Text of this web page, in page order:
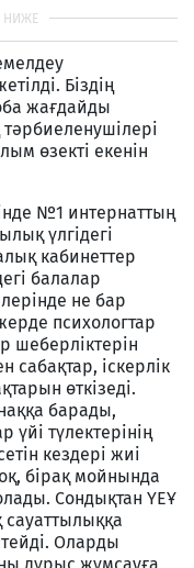
Біздің
жағдайды
тәрбиеленушілері
өзекті екенін
№1 интернаттың
үлгідегі
кабинеттер
балалар
не бар
психологтар
шеберліктерін
сабақтар, іскерлік
өткізеді.
барады,
түлектерінің
кездері жиі
бірақ мойнында
Сондықтан ҮЕҰ
Оларды
дұрыс жұмсауға